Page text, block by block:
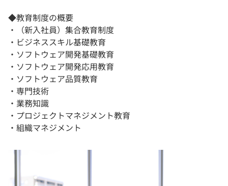
◆教育制度の概要
・（新入社員）集合教育制度
・ビジネススキル基礎教育
・ソフトウェア開発基礎教育
・ソフトウェア開発応用教育
・ソフトウェア品質教育
・専門技術
・業務知識
・プロジェクトマネジメント教育
・組織マネジメント